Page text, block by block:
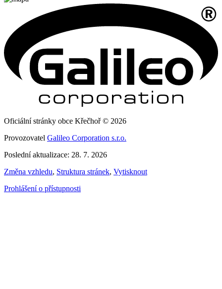
Oficiální stránky obce Křečhoř © 2026
Provozovatel Galileo Corporation s.r.o.
Poslední aktualizace: 28. 7. 2026
Změna vzhledu, Struktura stránek, Vytisknout
Prohlášení o přístupnosti